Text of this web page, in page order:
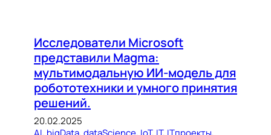
Исследователи Microsoft
представили Magma:
мультимодальную ИИ-модель для
робототехники и умного принятия
решений.
20.02.2025